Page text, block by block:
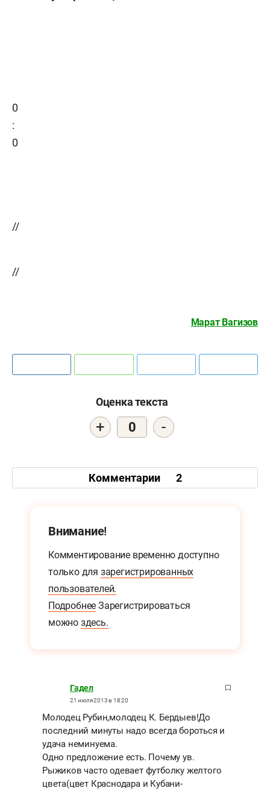
0
:
0
//
//
Марат Вагизов
Оценка текста
+ 0 -
Комментарии 2
Внимание!
Комментирование временно доступно
только для зарегистрированных
пользователей.
Подробнее Зарегистрироваться
можно здесь.
Гадел
21 июля 2013 в 18:20
Молодец Рубин,молодец К. Бердыев!До
последний минуты надо всегда бороться и
удача неминуема.
Одно предложение есть. Почему ув.
Рыжиков часто одевает футболку желтого
цвета(цвет Краснодара и Кубани-